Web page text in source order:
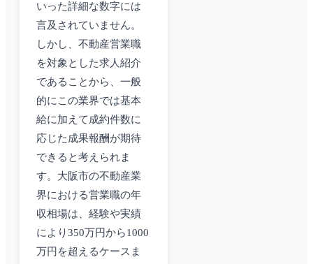
いった詳細な数字には
言及されていません。
しかし、不動産営業職
を対象とした求人紹介
であることから、一般
的にこの業界では基本
給に加えて成約件数に
応じた成果報酬が期待
できると考えられま
す。大阪市の不動産業
界における営業職の年
収相場は、経験や実績
により350万円から1000
万円を超えるケースま